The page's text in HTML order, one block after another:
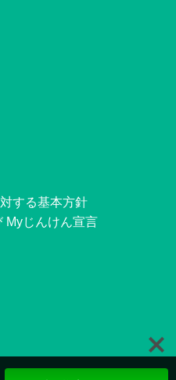
する基本方針
Myじんけん宣言